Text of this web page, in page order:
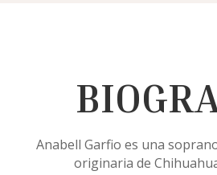
Anabell Garfio es una
originaria de